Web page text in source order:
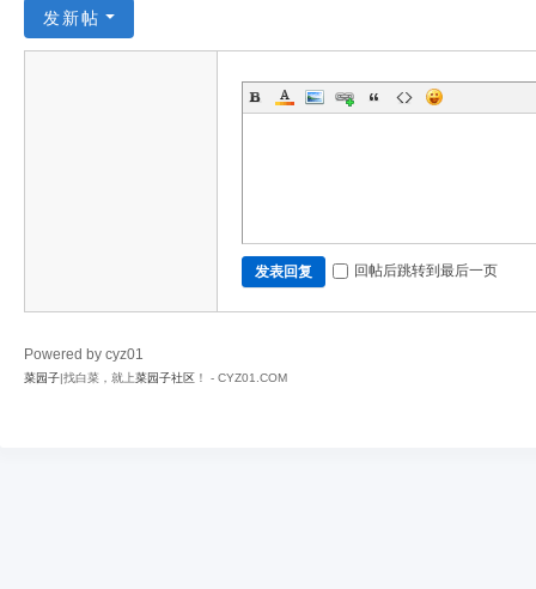
发新帖
发表回复 回帖后跳转到最后一页
Powered by cyz01
菜园子|找白菜，就上菜园子社区 ！ - CYZ01.COM